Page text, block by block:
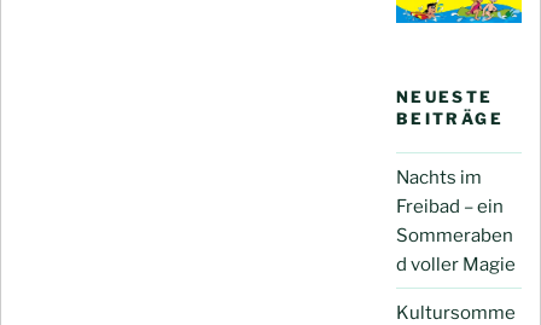
NEUESTE
BEITRÄGE
Nachts im
Freibad – ein
Sommeraben
d voller Magie
Kultursomme